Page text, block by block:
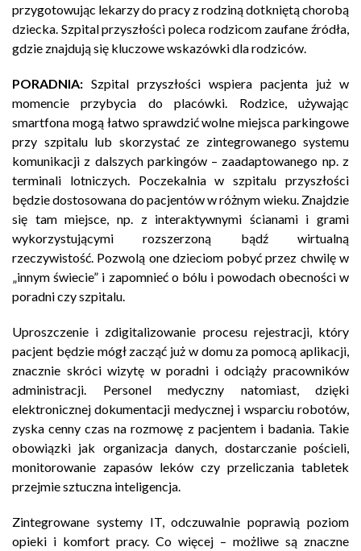
przygotowując lekarzy do pracy z rodziną dotkniętą chorobą
dziecka. Szpital przyszłości poleca rodzicom zaufane źródła,
gdzie znajdują się kluczowe wskazówki dla rodziców.
PORADNIA: Szpital przyszłości wspiera pacjenta już w
momencie przybycia do placówki. Rodzice, używając
smartfona mogą łatwo sprawdzić wolne miejsca parkingowe
przy szpitalu lub skorzystać ze zintegrowanego systemu
komunikacji z dalszych parkingów – zaadaptowanego np. z
terminali lotniczych. Poczekalnia w szpitalu przyszłości
będzie dostosowana do pacjentów w różnym wieku. Znajdzie
się tam miejsce, np. z interaktywnymi ścianami i grami
wykorzystującymi rozszerzoną bądź wirtualną
rzeczywistość. Pozwolą one dzieciom pobyć przez chwilę w
„innym świecie” i zapomnieć o bólu i powodach obecności w
poradni czy szpitalu.
Uproszczenie i zdigitalizowanie procesu rejestracji, który
pacjent będzie mógł zacząć już w domu za pomocą aplikacji,
znacznie skróci wizytę w poradni i odciąży pracowników
administracji. Personel medyczny natomiast, dzięki
elektronicznej dokumentacji medycznej i wsparciu robotów,
zyska cenny czas na rozmowę z pacjentem i badania. Takie
obowiązki jak organizacja danych, dostarczanie pościeli,
monitorowanie zapasów leków czy przeliczania tabletek
przejmie sztuczna inteligencja.
Zintegrowane systemy IT, odczuwalnie poprawią poziom
opieki i komfort pracy. Co więcej – możliwe są znaczne